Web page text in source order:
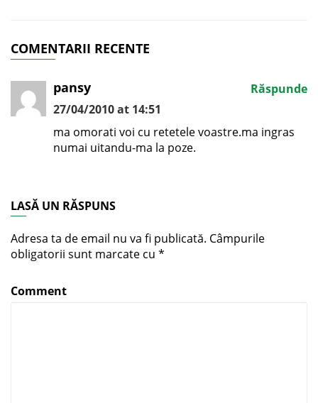
COMENTARII RECENTE
pansy
27/04/2010 at 14:51
ma omorati voi cu retetele voastre.ma ingras
numai uitandu-ma la poze.
Răspunde
LASĂ UN RĂSPUNS
Adresa ta de email nu va fi publicată. Câmpurile
obligatorii sunt marcate cu *
Comment